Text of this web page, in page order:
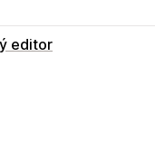
editor
zdroje